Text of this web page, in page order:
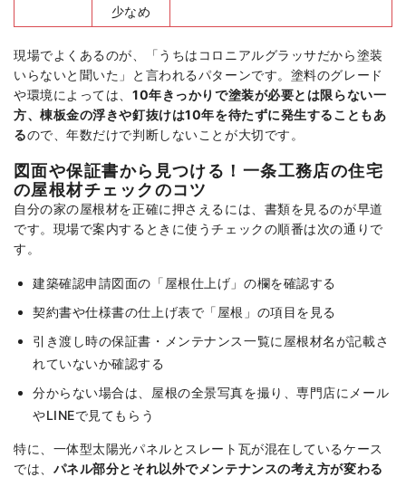
少なめ
現場でよくあるのが、「うちはコロニアルグラッサだから塗装
いらないと聞いた」と言われるパターンです。塗料のグレード
や環境によっては、10年きっかりで塗装が必要とは限らない一
方、棟板金の浮きや釘抜けは10年を待たずに発生することもあ
るので、年数だけで判断しないことが大切です。
図面や保証書から見つける！一条工務店の住宅
の屋根材チェックのコツ
自分の家の屋根材を正確に押さえるには、書類を見るのが早道
です。現場で案内するときに使うチェックの順番は次の通りで
す。
建築確認申請図面の「屋根仕上げ」の欄を確認する
契約書や仕様書の仕上げ表で「屋根」の項目を見る
引き渡し時の保証書・メンテナンス一覧に屋根材名が記載さ
れていないか確認する
分からない場合は、屋根の全景写真を撮り、専門店にメール
やLINEで見てもらう
特に、一体型太陽光パネルとスレート瓦が混在しているケース
では、 パネル部分とそれ以外でメンテナンスの考え方が変わる